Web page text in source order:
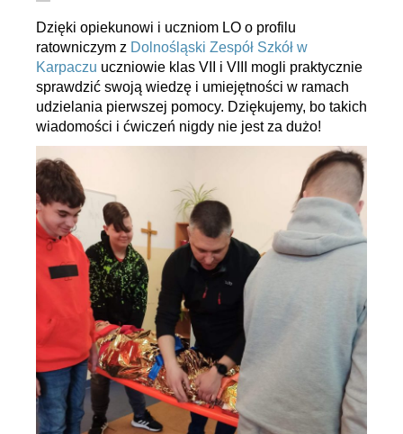
Dzięki opiekunowi i uczniom LO o profilu
ratowniczym z Dolnośląski Zespół Szkół w
Karpaczu uczniowie klas VII i VIII mogli praktycznie
sprawdzić swoją wiedzę i umiejętności w ramach
udzielania pierwszej pomocy. Dziękujemy, bo takich
wiadomości i ćwiczeń nigdy nie jest za dużo!